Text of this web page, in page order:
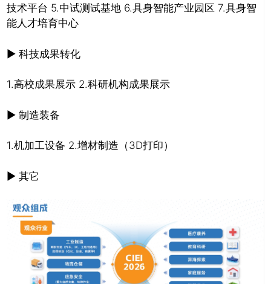
技术平台 5.中试测试基地 6.具身智能产业园区 7.具身智
能人才培育中心
▶ 科技成果转化
1.高校成果展示 2.科研机构成果展示
▶ 制造装备
1.机加工设备 2.增材制造（3D打印）
▶ 其它